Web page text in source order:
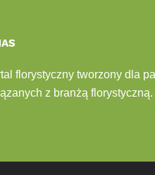
florystyczny tworzony dla
z branżą florystyczną.